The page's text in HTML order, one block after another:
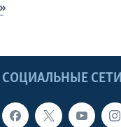
СОЦИАЛЬНЫЕ СЕТИ